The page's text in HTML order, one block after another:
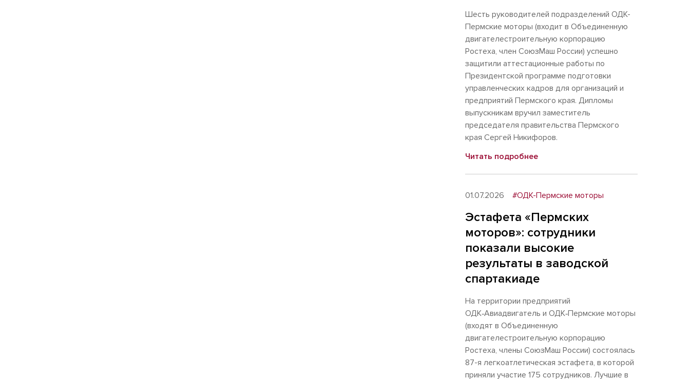
Шесть руководителей подразделений ОДК-
Пермские моторы (входит в Объединенную
двигателестроительную корпорацию
Ростеха, член СоюзМаш России) успешно
защитили аттестационные работы по
Президентской программе подготовки
управленческих кадров для организаций и
предприятий Пермского края. Дипломы
выпускникам вручил заместитель
председателя правительства Пермского
края Сергей Никифоров.
Читать подробнее
01.07.2026 #ОДК-Пермские моторы
Эстафета «Пермских
моторов»: сотрудники
показали высокие
результаты в заводской
спартакиаде
На территории предприятий
ОДК‑Авиадвигатель и ОДК‑Пермские моторы
(входят в Объединенную
двигателестроительную корпорацию
Ростеха, члены СоюзМаш России) состоялась
87-я легкоатлетическая эстафета, в которой
приняли участие 175 сотрудников. Лучшие в